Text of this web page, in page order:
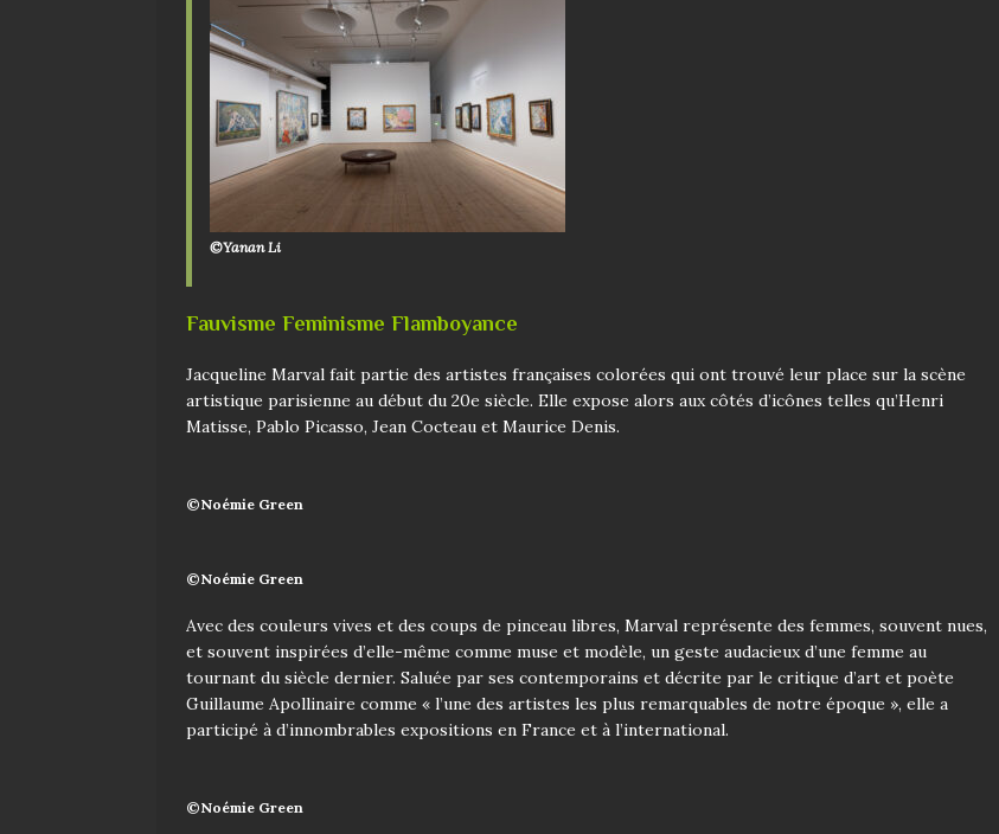
©Yanan Li
Fauvisme Feminisme Flamboyance
Jacqueline Marval fait partie des artistes françaises colorées qui ont trouvé leur place sur la scène
artistique parisienne au début du 20e siècle. Elle expose alors aux côtés d’icônes telles qu’Henri
Matisse, Pablo Picasso, Jean Cocteau et Maurice Denis.
©Noémie Green
©Noémie Green
Avec des couleurs vives et des coups de pinceau libres, Marval représente des femmes, souvent nues,
et souvent inspirées d’elle-même comme muse et modèle, un geste audacieux d’une femme au
tournant du siècle dernier. Saluée par ses contemporains et décrite par le critique d’art et poète
Guillaume Apollinaire comme « l’une des artistes les plus remarquables de notre époque », elle a
participé à d’innombrables expositions en France et à l’international.
©Noémie Green